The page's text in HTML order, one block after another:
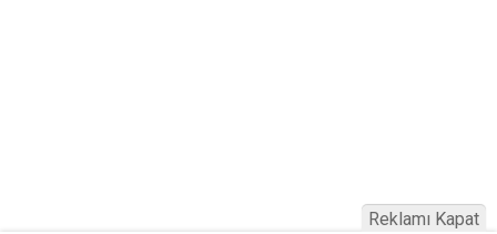
Reklamı Kapat